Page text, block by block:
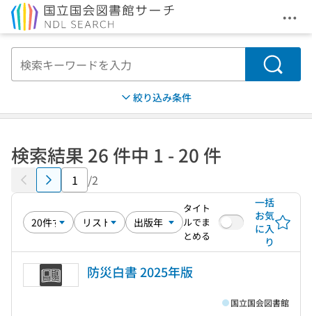
メ
検索
絞り込み条件
検索結果 26 件中 1 - 20 件
/2
タイト
ルでま
とめる
一括
お気
に入
り
防災白書 2025年版
国立国会図書館